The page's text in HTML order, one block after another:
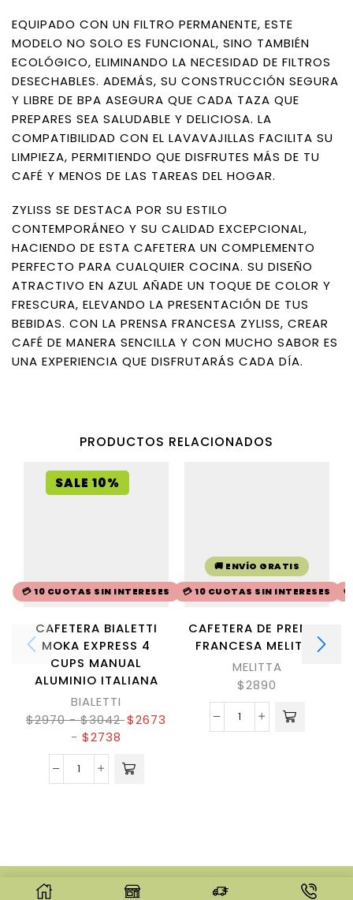
EQUIPADO CON UN FILTRO PERMANENTE, ESTE
MODELO NO SOLO ES FUNCIONAL, SINO TAMBIÉN
ECOLÓGICO, ELIMINANDO LA NECESIDAD DE FILTROS
DESECHABLES. ADEMÁS, SU CONSTRUCCIÓN SEGURA
Y LIBRE DE BPA ASEGURA QUE CADA TAZA QUE
PREPARES SEA SALUDABLE Y DELICIOSA. LA
COMPATIBILIDAD CON EL LAVAVAJILLAS FACILITA SU
LIMPIEZA, PERMITIENDO QUE DISFRUTES MÁS DE TU
CAFÉ Y MENOS DE LAS TAREAS DEL HOGAR.
ZYLISS SE DESTACA POR SU ESTILO
CONTEMPORÁNEO Y SU CALIDAD EXCEPCIONAL,
HACIENDO DE ESTA CAFETERA UN COMPLEMENTO
PERFECTO PARA CUALQUIER COCINA. SU DISEÑO
ATRACTIVO EN AZUL AÑADE UN TOQUE DE COLOR Y
FRESCURA, ELEVANDO LA PRESENTACIÓN DE TUS
BEBIDAS. CON LA PRENSA FRANCESA ZYLISS, CREAR
CAFÉ DE MANERA SENCILLA Y CON MUCHO SABOR ES
UNA EXPERIENCIA QUE DISFRUTARÁS CADA DÍA.
PRODUCTOS RELACIONADOS
SALE 10%
💳 10 CUOTAS SIN INTERESES
CAFETERA BIALETTI
MOKA EXPRESS 4
CUPS MANUAL
ALUMINIO ITALIANA
BIALETTI
$2970-$3042 $2673
- $2738
🚚 ENVÍO GRATIS
💳 10 CUOTAS SIN INTERESES
CAFETERA DE PRENSA
FRANCESA MELITTA
MELITTA
$2890
© CREATED BY
- POWER ELITE